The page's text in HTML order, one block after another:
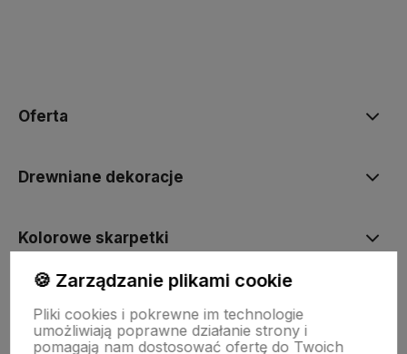
Oferta
Drewniane dekoracje
Kolorowe skarpetki
🍪 Zarządzanie plikami cookie
Pliki cookies i pokrewne im technologie
umożliwiają poprawne działanie strony i
pomagają nam dostosować ofertę do Twoich